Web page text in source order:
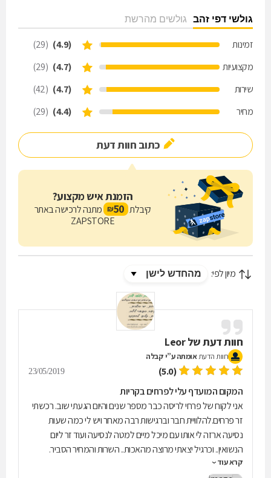
גולשי דפי זהב גולשים מהרשת
זמינות (4.9)
(29)
מקצועיות
(4.7)
(29)
שירות
(4.7)
(42)
מחיר
(4.4)
(29)
כתוב חוות דעת
הזמנת איש מקצוע?
קיבלת 50
₪ מתנה לרכישה באתר
ZAPSTORE
מיון לפי:
חוות דעת שלLeor
חוות הדעתאומתה ע”י קבלה
(5.0)
23/05/2019
המקום המועדף עלי לפרחים בקריות
אני לקוח של פרחי לריסה כבר מספר שנים והיום הגעתי שוב. רכשתי
זר פרחים.להלוויית חבר וברגישות רבה מאחר ויש לי כמה שעות
נסיעה ארזה לי אותו עם מיכל מיים למטה לנסיעה ועוד זר ליום
הנשואין.. וכרגיל יצאתי מרוצה מהאכות.. השרות והמחיר הסביר.
מומלץ. לאור נבו.
קרא עוד